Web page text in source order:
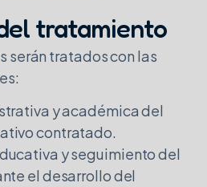
tratamiento
serán tratados con las
y académica del
contratado.
y seguimiento del
el desarrollo del